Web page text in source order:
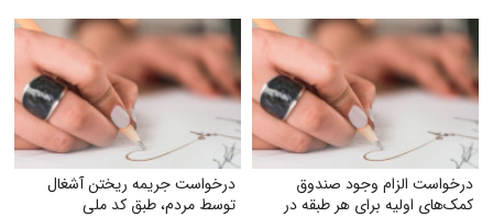
درخواست الزام وجود صندوق
کمک‌های اولیه برای هر طبقه در
درخواست جریمه ریختن آشغال
توسط مردم، طبق کد ملی